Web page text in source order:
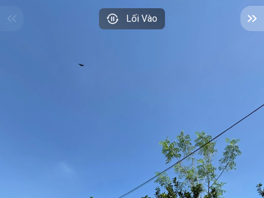
Lối Vào